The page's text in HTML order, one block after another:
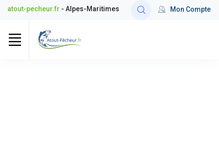
atout-pecheur.fr - Alpes-Maritimes Mon Compte